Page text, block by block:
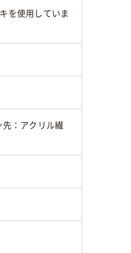
を使用していま
先：アクリル繊